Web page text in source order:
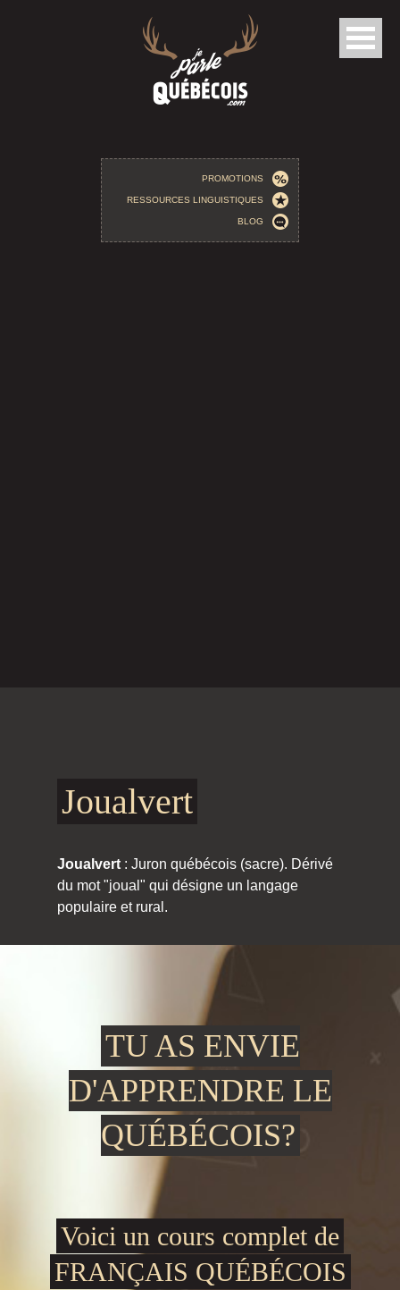
PROMOTIONS
RESSOURCES LINGUISTIQUES
BLOG
Joualvert
Joualvert : Juron québécois (sacre). Dérivé
du mot "joual" qui désigne un langage
populaire et rural.
TU AS ENVIE
D'APPRENDRE LE
QUÉBÉCOIS?
Voici un cours complet de
FRANÇAIS QUÉBÉCOIS